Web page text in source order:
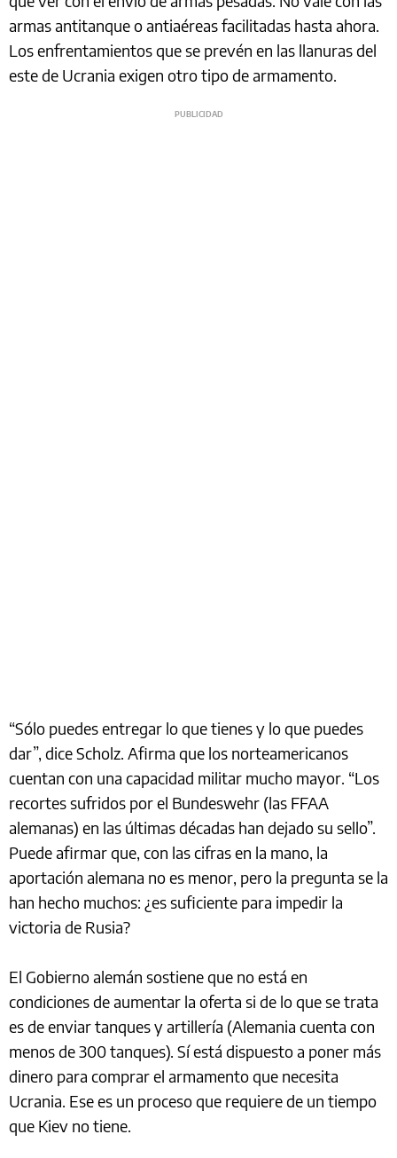
armas antitanque o antiaéreas facilitadas hasta ahora.
Los enfrentamientos que se prevén en las llanuras del
este de Ucrania exigen otro tipo de armamento.
“Sólo puedes entregar lo que tienes y lo que puedes
dar”, dice Scholz. Afirma que los norteamericanos
cuentan con una capacidad militar mucho mayor. “Los
recortes sufridos por el Bundeswehr (las FFAA
alemanas) en las últimas décadas han dejado su sello”.
Puede afirmar que, con las cifras en la mano, la
aportación alemana no es menor, pero la pregunta se la
han hecho muchos: ¿es suficiente para impedir la
victoria de Rusia?
El Gobierno alemán sostiene que no está en
condiciones de aumentar la oferta si de lo que se trata
es de enviar tanques y artillería (Alemania cuenta con
menos de 300 tanques). Sí está dispuesto a poner más
dinero para comprar el armamento que necesita
Ucrania. Ese es un proceso que requiere de un tiempo
que Kiev no tiene.